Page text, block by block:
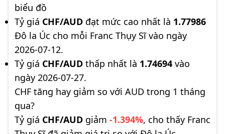
biểu đồ
Tỷ giá CHF/AUD đạt mức cao nhất là 1.77986
Đô la Úc cho mỗi Franc Thụy Sĩ vào ngày
2026-07-12.
Tỷ giá CHF/AUD thấp nhất là 1.74694 vào
ngày 2026-07-27.
CHF tăng hay giảm so với AUD trong 1 tháng
qua?
Tỷ giá CHF/AUD giảm -1.394%, cho thấy Franc